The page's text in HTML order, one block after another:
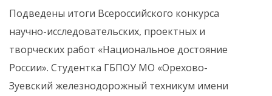
Подведены итоги Всероссийского конкурса
научно-исследовательских, проектных и
творческих работ «Национальное достояние
России». Студентка ГБПОУ МО «Орехово-
Зуевский железнодорожный техникум имени